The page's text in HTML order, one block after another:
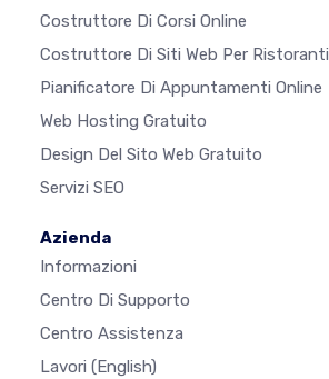
Costruttore Di Corsi Online
Costruttore Di Siti Web Per Ristoranti
Pianificatore Di Appuntamenti Online
Web Hosting Gratuito
Design Del Sito Web Gratuito
Servizi SEO
Azienda
Informazioni
Centro Di Supporto
Centro Assistenza
Lavori (English)